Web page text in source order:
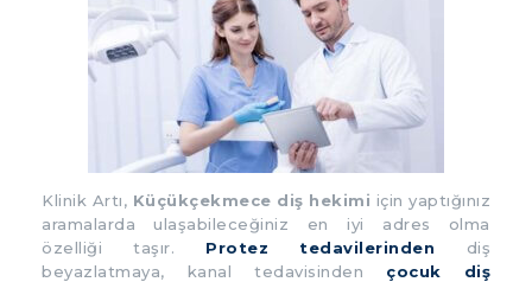
Klinik Artı, Küçükçekmece diş hekimi için yaptığınız
aramalarda ulaşabileceğiniz en iyi adres olma
özelliği taşır. Protez tedavilerinden diş
beyazlatmaya, kanal tedavisinden çocuk diş